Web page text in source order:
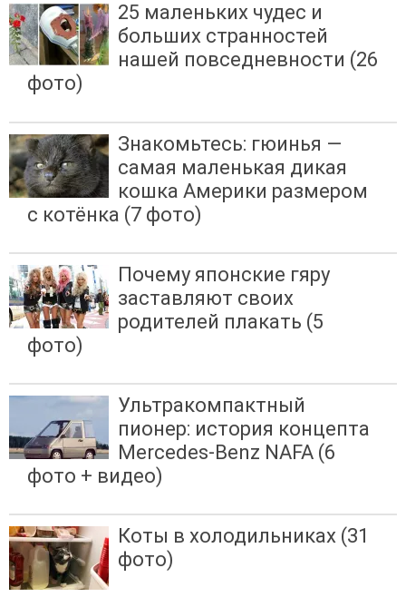
25 маленьких чудес и
больших странностей
нашей повседневности (26
фото)
Знакомьтесь: гюинья —
самая маленькая дикая
кошка Америки размером
с котёнка (7 фото)
Почему японские гяру
заставляют своих
родителей плакать (5
фото)
Ультракомпактный
пионер: история концепта
Mercedes-Benz NAFA (6
фото + видео)
Коты в холодильниках (31
фото)